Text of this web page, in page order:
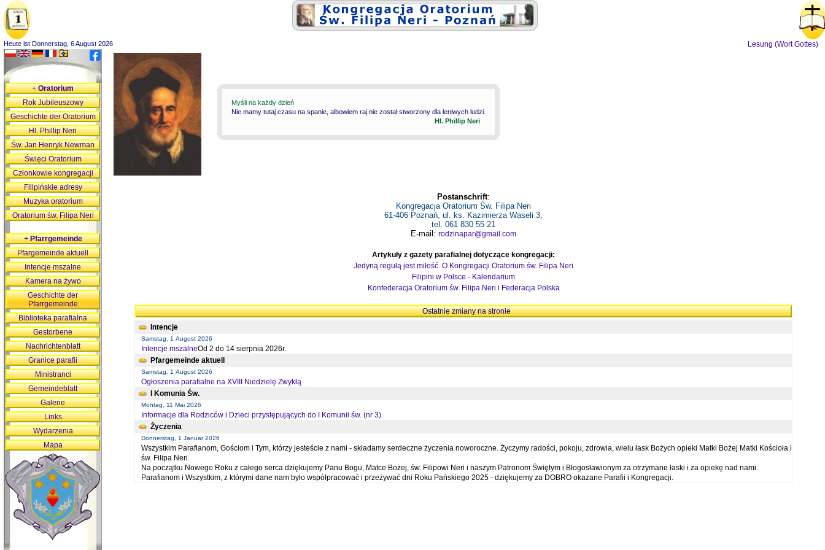
Heute ist Donnerstag, 6 August 2026 Lesung (Wort Gottes)
Myśli na każdy dzień
Nie mamy tutaj czasu na spanie, albowiem raj nie został stworzony dla leniwych ludzi.
Hl. Phillip Neri
Postanschrift:
Kongregacja Oratorium Św. Filipa Neri
61-406 Poznań, ul. ks. Kazimierza Waseli 3,
tel. 061 830 55 21
E-mail: rodzinapar@gmail.com
Artykuły z gazety parafialnej dotyczące kongregacji:
Jedyną regułą jest miłość. O Kongregacji Oratorium św. Filipa Neri
Filipini w Polsce - Kalendarium
Konfederacja Oratorium św. Filipa Neri i Federacja Polska
Ostatnie zmiany na stronie
Intencje
Samstag, 1 August 2026
Intencje mszalneOd 2 do 14 sierpnia 2026r.
Pfargemeinde aktuell
Samstag, 1 August 2026
Ogłoszenia parafialne na XVIII Niedzielę Zwykłą
I Komunia Św.
Montag, 11 Mai 2026
Informacje dla Rodziców i Dzieci przystępujących do I Komunii św. (nr 3)
Życzenia
Donnerstag, 1 Januar 2026
Wszystkim Parafianom, Gościom i Tym, którzy jesteście z nami - składamy serdeczne życzenia noworoczne. Życzymy radości, pokoju, zdrowia, wielu łask Bożych opieki Matki Bożej Matki Kościoła i
św. Filipa Neri.
Na początku Nowego Roku z całego serca dziękujemy Panu Bogu, Matce Bożej, św. Filipowi Neri i naszym Patronom Świętym i Błogosławionym za otrzymane łaski i za opiekę nad nami.
Parafianom i Wszystkim, z którymi dane nam było współpracować i przeżywać dni Roku Pańskiego 2025 - dziękujemy za DOBRO okazane Parafii i Kongregacji.
+Oratorium
Rok Jubileuszowy
Geschichte der Oratorium
Hl. Phillip Neri
Św. Jan Henryk Newman
Święci Oratorium
Członkowie kongregacji
Filipińskie adresy
Muzyka oratorium
Oratorium św. Filipa Neri
+Pfarrgemeinde
Pfargemeinde aktuell
Intencje mszalne
Kamera na żywo
Geschichte der
Pfarrgemeinde
Biblioteka parafialna
Gestorbene
Nachrichtenblatt
Granice parafii
Ministranci
Gemeindeblatt
Galerie
Links
Wydarzenia
Mapa